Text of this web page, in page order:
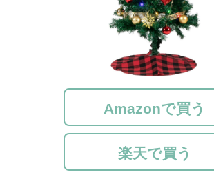
Amazonで買う
楽天で買う